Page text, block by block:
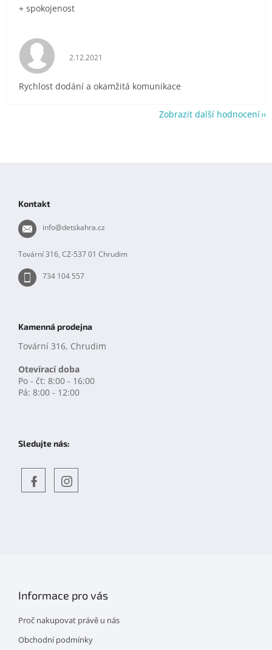
+ spokojenost
Hodnocení obchodu je 5 z 5 hvězdiček.
2.12.2021
Rychlost dodání a okamžitá komunikace
Zobrazit další hodnocení
Kontakt
info@detskahra.cz
Tovární 316, CZ-537 01 Chrudim
734 104 557
Kamenná prodejna
Tovární 316, Chrudim
Otevírací doba
Po - čt: 8:00 - 16:00
Pá: 8:00 - 12:00
Sledujte nás:
Informace pro vás
Proč nakupovat právě u nás
Obchodní podmínky